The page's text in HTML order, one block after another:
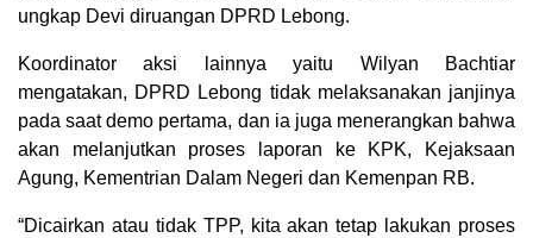
ungkap Devi diruangan DPRD Lebong.
Koordinator aksi lainnya yaitu Wilyan Bachtiar
mengatakan, DPRD Lebong tidak melaksanakan janjinya
pada saat demo pertama, dan ia juga menerangkan bahwa
akan melanjutkan proses laporan ke KPK, Kejaksaan
Agung, Kementrian Dalam Negeri dan Kemenpan RB.
“Dicairkan atau tidak TPP, kita akan tetap lakukan proses